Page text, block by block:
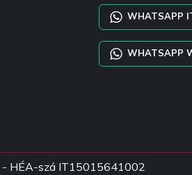
WHATSAPP
WHATSAPP
HÉA-szá IT15015641002